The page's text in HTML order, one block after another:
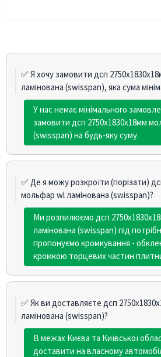
✅ Я хочу замовити дсп
ламінована (swisspan), яка сума
У нас немає мінімального
замовити дсп 2750х1830х18мм
(swisspan) на будь-яку суму.
✅ Де я можу розкроїти (порізати)
мольфар wl ламінована (swisspan)?
Ми розпилюємо дсп
ламінована (swisspan) під
пропонуємо кромкування -
кромкою торцевих частин
✅ Як ви доставляєте дсп
ламінована (swisspan)?
В межах Києва та Київської
доставити на власному